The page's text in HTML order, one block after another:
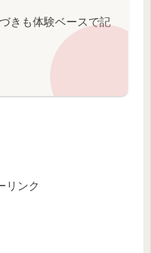
きも体験ベースで記
リンク